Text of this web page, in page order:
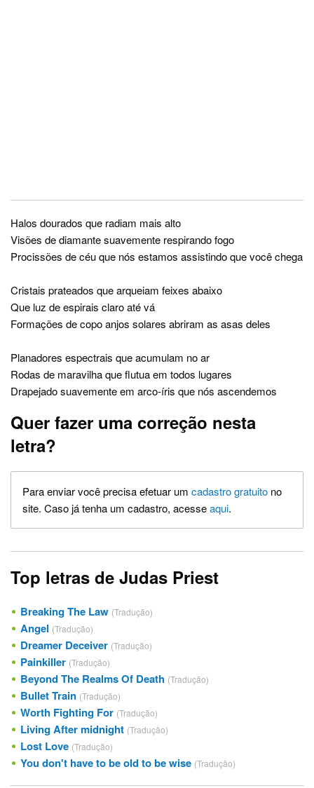
Halos dourados que radiam mais alto
Visões de diamante suavemente respirando fogo
Procissões de céu que nós estamos assistindo que você chega
Cristais prateados que arqueiam feixes abaixo
Que luz de espirais claro até vá
Formações de copo anjos solares abriram as asas deles
Planadores espectrais que acumulam no ar
Rodas de maravilha que flutua em todos lugares
Drapejado suavemente em arco-íris que nós ascendemos
Quer fazer uma correção nesta
letra?
Para enviar você precisa efetuar um cadastro gratuito no
site. Caso já tenha um cadastro, acesseaqui.
Top letras de Judas Priest
Breaking The Law (Tradução)
Angel (Tradução)
Dreamer Deceiver (Tradução)
Painkiller (Tradução)
Beyond The Realms Of Death (Tradução)
Bullet Train (Tradução)
Worth Fighting For (Tradução)
Living After midnight (Tradução)
Lost Love (Tradução)
You don't have to be old to be wise (Tradução)